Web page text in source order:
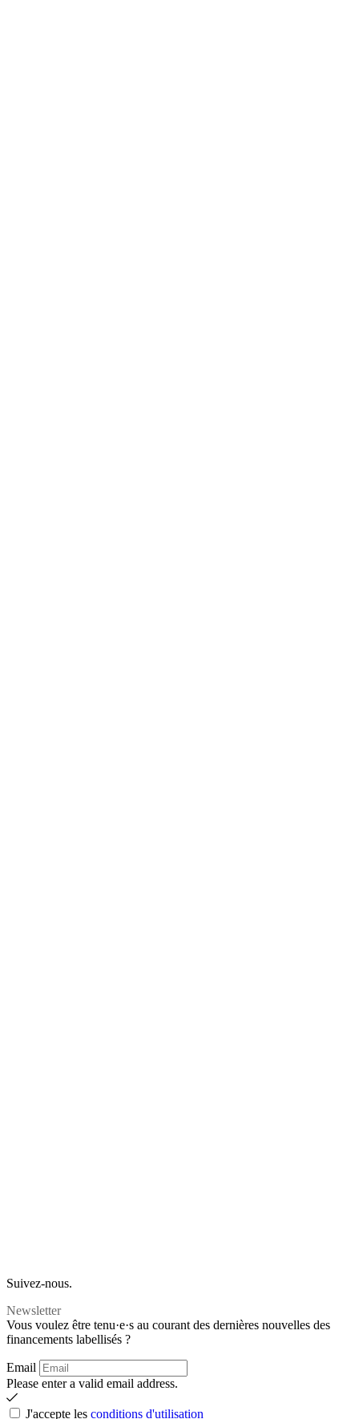
Suivez-nous.
Newsletter
Vous voulez être tenu·e·s au courant des dernières nouvelles des
financements labellisés ?
Email
Please enter a valid email address.
J'accepte les conditions d'utilisation